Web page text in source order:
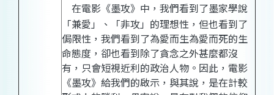
在電影《墨攻》中，我們看到了墨家學說
「兼愛」、「非攻」的理想性，但也看到了
侷限性，我們看到了為愛而生為愛而死的生
命態度，卻也看到除了貪念之外甚麼都沒
有，只會短視近利的政治人物。因此，電影
《墨攻》給我們的啟示，與其說，是在計較